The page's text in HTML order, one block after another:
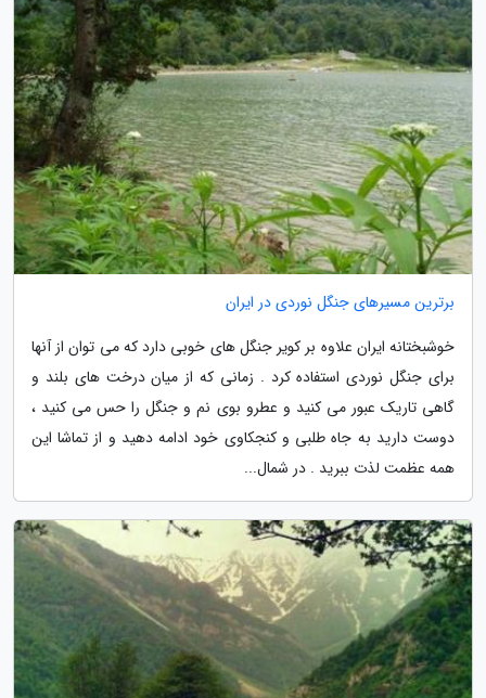
برترین مسیرهای جنگل نوردی در ایران
خوشبختانه ایران علاوه بر کویر جنگل های خوبی دارد که می توان از آنها
برای جنگل نوردی استفاده کرد . زمانی که از میان درخت های بلند و
گاهی تاریک عبور می کنید و عطرو بوی نم و جنگل را حس می کنید ،
دوست دارید به جاه طلبی و کنجکاوی خود ادامه دهید و از تماشا این
همه عظمت لذت ببرید . در شمال...